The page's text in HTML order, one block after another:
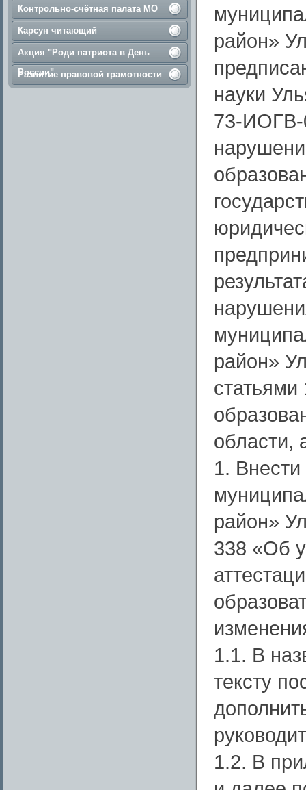
Контрольно-счётная палата МО
Карсун читающий
Акция "Роди патриота в День
России"
Развитие правовой грамотности
район»
науки
73-ИОГВ-
район»
статьями
области,
1.
район»
338 «Об
1.1. В
тексту
1.2. В